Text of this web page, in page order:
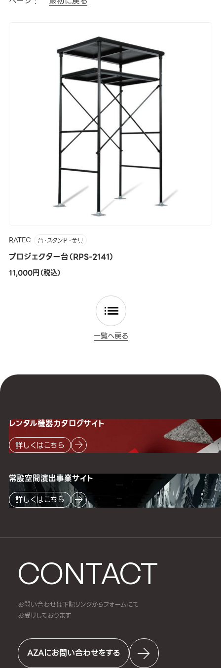
RATEC 台・スタンド・金具
プロジェクター台（RPS-2141）
11,000円（税込）
一覧へ戻る
CONTACT
お問い合わせは下記リンクからフォームにて
お受けしております
AZAにお問い合わせをする
レンタル機器カタログサイト
詳しくはこちら
常設空間演出事業サイト
詳しくはこちら